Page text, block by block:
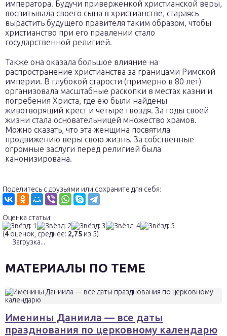
императора. Будучи приверженкой христианской веры,
воспитывала своего сына в христианстве, стараясь
вырастить будущего правителя таким образом, чтобы
христианство при его правлении стало
государственной религией.
Также она оказала большое влияние на
распространение христианства за границами Римской
империи. В глубокой старости (примерно в 80 лет)
организовала масштабные раскопки в местах казни и
погребения Христа, где ею были найдены
животворящий крест и четыре гвоздя. За годы своей
жизни стала основательницей множество храмов.
Можно сказать, что эта женщина посвятила
продвижению веры свою жизнь. За собственные
огромные заслуги перед религией была
канонизирована.
Поделитесь с друзьями или сохраните для себя:
Оценка статьи:
(4 оценок, среднее: 2,75 из 5)
Загрузка...
МАТЕРИАЛЫ ПО ТЕМЕ
Именины Даниила — все даты
празднования по церковному календарю